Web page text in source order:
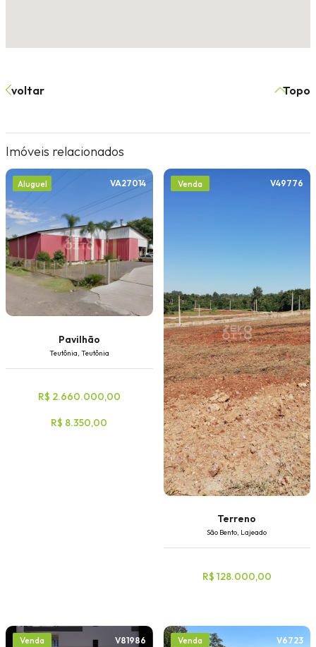
voltar Topo
Imóveis relacionados
Aluguel VA27014
Pavilhão
Teutônia, Teutônia
R$ 2.660.000,00
R$ 8.350,00
Venda V49776
Terreno
São Bento, Lajeado
R$ 128.000,00
Venda V81986 Venda V6723